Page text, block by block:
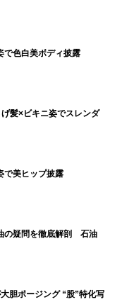
で色白美ボディ披露
髪×ビキニ姿でスレンダ
で美ヒップ披露
の疑問を徹底解剖 石油
胆ポージング “股”特化写